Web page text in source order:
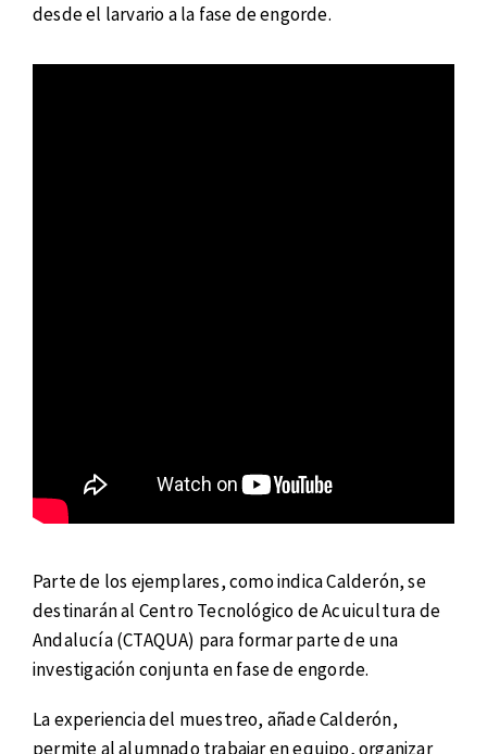
desde el larvario a la fase de engorde.
Parte de los ejemplares, como indica Calderón, se
destinarán al Centro Tecnológico de Acuicultura de
Andalucía (CTAQUA) para formar parte de una
investigación conjunta en fase de engorde.
La experiencia del muestreo, añade Calderón,
permite al alumnado trabajar en equipo, organizar